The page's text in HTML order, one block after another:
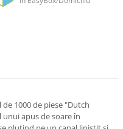
1000 de piese "Dutch
apus de soare în